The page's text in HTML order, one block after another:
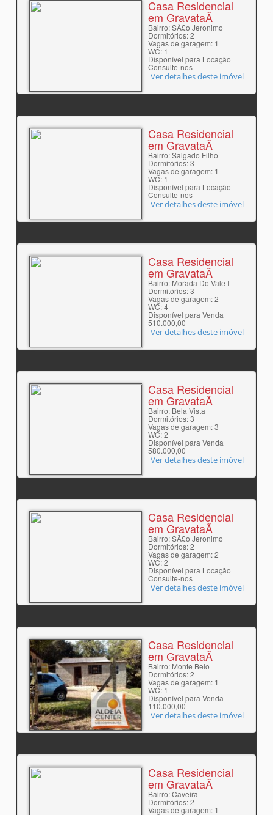
Casa Residencial
em GravataÃ­
Bairro: SÃ£o Jeronimo
Dormitórios: 2
Vagas de garagem: 1
WC: 1
Disponível para Locação
Consulte-nos
Ver detalhes deste imóvel
Casa Residencial
em GravataÃ­
Bairro: Salgado Filho
Dormitórios: 3
Vagas de garagem: 1
WC: 1
Disponível para Locação
Consulte-nos
Ver detalhes deste imóvel
Casa Residencial
em GravataÃ­
Bairro: Morada Do Vale I
Dormitórios: 3
Vagas de garagem: 2
WC: 4
Disponível para Venda
510.000,00
Ver detalhes deste imóvel
Casa Residencial
em GravataÃ­
Bairro: Bela Vista
Dormitórios: 3
Vagas de garagem: 3
WC: 2
Disponível para Venda
580.000,00
Ver detalhes deste imóvel
Casa Residencial
em GravataÃ­
Bairro: SÃ£o Jeronimo
Dormitórios: 2
Vagas de garagem: 2
WC: 2
Disponível para Locação
Consulte-nos
Ver detalhes deste imóvel
Casa Residencial
em GravataÃ­
Bairro: Monte Belo
Dormitórios: 2
Vagas de garagem: 1
WC: 1
Disponível para Venda
110.000,00
Ver detalhes deste imóvel
Casa Residencial
em GravataÃ­
Bairro: Caveira
Dormitórios: 2
Vagas de garagem: 1